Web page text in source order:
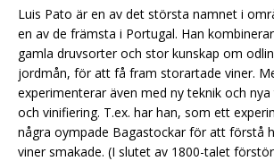
Luis Pato är en av det största namnet i
en av de främsta i Portugal. Han
gamla druvsorter och stor kunskap om
jordmån, för att få fram storartade viner.
experimenterar även med ny teknik och
och vinifiering. T.ex. har han, som ett
några oympade Bagastockar för att förstå
viner smakade. (I slutet av 1800-talet